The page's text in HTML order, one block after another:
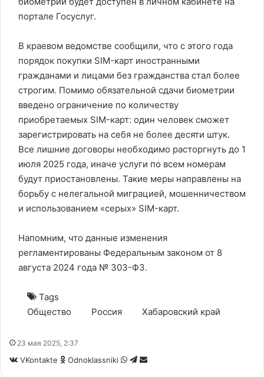
портале Госуслуг.
В краевом ведомстве сообщили, что с этого года
порядок покупки SIM-карт иностранными
гражданами и лицами без гражданства стал более
строгим. Помимо обязательной сдачи биометрии
введено ограничение по количеству
приобретаемых SIM-карт: один человек сможет
зарегистрировать на себя не более десяти штук.
Все лишние договоры необходимо расторгнуть до 1
июля 2025 года, иначе услуги по всем номерам
будут приостановлены. Такие меры направлены на
борьбу с нелегальной миграцией, мошенничеством
и использованием «серых» SIM-карт.
Напомним, что данные изменения
регламентированы Федеральным законом от 8
августа 2024 года № 303-ФЗ.
Tags
Общество
Россия Хабаровский край
23 мая 2025, 2:37
VKontakte Odnoklassniki WhatsApp
Telegram
Share